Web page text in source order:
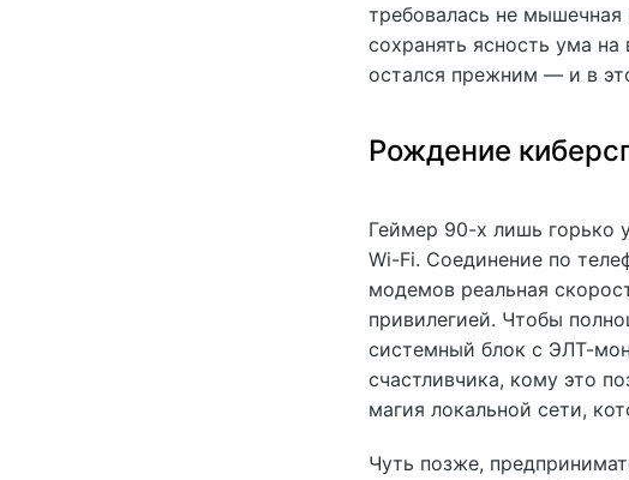
требовалась не мышечная
сохранять ясность ума
остался прежним — и в
Рождение
Геймер 90-х лишь горько
Wi-Fi. Соединение по
модемов реальная
привилегией. Чтобы
системный блок с ЭЛТ-
счастливчика, кому это
магия локальной сети,
Чуть позже,